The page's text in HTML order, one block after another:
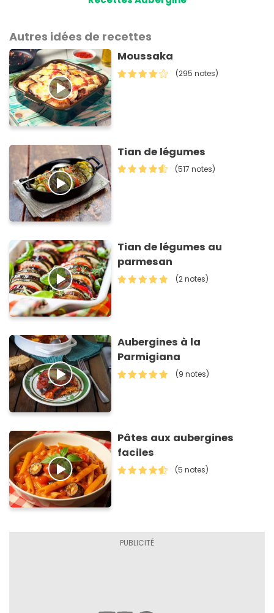
Autres idées de recettes
Moussaka
(295 notes)
Tian de légumes
(517 notes)
Tian de légumes au
parmesan
(2 notes)
Aubergines à la
Parmigiana
(9 notes)
Pâtes aux aubergines
faciles
(5 notes)